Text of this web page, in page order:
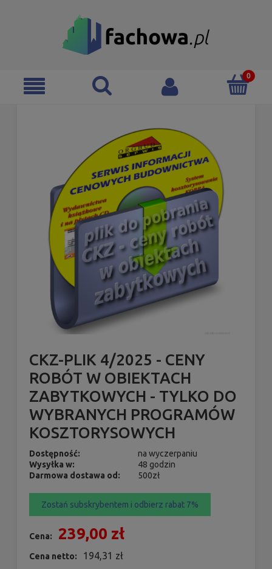
CKZ-PLIK 4/2025 - CENY
ROBÓT W OBIEKTACH
ZABYTKOWYCH - TYLKO DO
WYBRANYCH PROGRAMÓW
KOSZTORYSOWYCH
Dostępność:
na wyczerpaniu
Wysyłka w:
48 godzin
Darmowa dostawa od:
500zł
Zostań subskrybentem i odbierz rabat 7%
Cena: 239,00 zł
Cena netto: 194,31 zł